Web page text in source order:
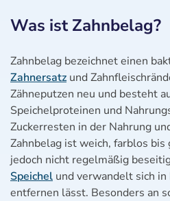
Was ist Zahnbelag?
Zahnbelag bezeichnet einen
Zahnersatz und
Zähneputzen neu und besteht
Speichelproteinen und
Zuckerresten in der Nahrung
Zahnbelag ist weich, farblos
jedoch nicht regelmäßig
Speichel und verwandelt sich in
entfernen lässt. Besonders an